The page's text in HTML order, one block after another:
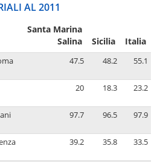
AL 2011
Santa Marina
Salina
Sicilia Italia
47.5 48.2 55.1
20 18.3 23.2
97.7 96.5 97.9
39.2 35.8 33.5